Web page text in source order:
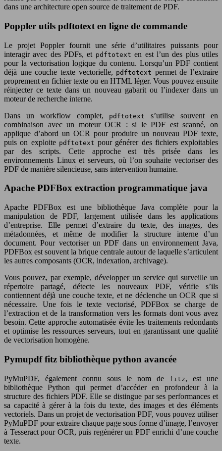
dans une architecture open source de traitement de PDF.
Poppler utils pdftotext en ligne de commande
Le projet Poppler fournit une série d’utilitaires puissants pour
interagir avec des PDFs, et pdftotext en est l’un des plus utiles
pour la vectorisation logique du contenu. Lorsqu’un PDF contient
déjà une couche texte vectorielle, pdftotext permet de l’extraire
proprement en fichier texte ou en HTML léger. Vous pouvez ensuite
réinjecter ce texte dans un nouveau gabarit ou l’indexer dans un
moteur de recherche interne.
Dans un workflow complet,
pdftotext
s’utilise souvent en
combinaison avec un moteur OCR : si le PDF est scanné, on
applique d’abord un OCR pour produire un nouveau PDF texte,
puis on exploite pdftotext pour générer des fichiers exploitables
par des scripts. Cette approche est très prisée dans les
environnements Linux et serveurs, où l’on souhaite vectoriser des
PDF de manière silencieuse, sans intervention humaine.
Apache PDFBox extraction programmatique java
Apache PDFBox est une bibliothèque Java complète pour la
manipulation de PDF, largement utilisée dans les applications
d’entreprise. Elle permet d’extraire du texte, des images, des
métadonnées, et même de modifier la structure interne d’un
document. Pour vectoriser un PDF dans un environnement Java,
PDFBox est souvent la brique centrale autour de laquelle s’articulent
les autres composants (OCR, indexation, archivage).
Vous pouvez, par exemple, développer un service qui surveille un
répertoire partagé, détecte les nouveaux PDF, vérifie s’ils
contiennent déjà une couche texte, et ne déclenche un OCR que si
nécessaire. Une fois le texte vectorisé, PDFBox se charge de
l’extraction et de la transformation vers les formats dont vous avez
besoin. Cette approche automatisée évite les traitements redondants
et optimise les ressources serveurs, tout en garantissant une qualité
de vectorisation homogène.
Pymupdf fitz bibliothèque python avancée
PyMuPDF, également connu sous le nom de fitz, est une
bibliothèque Python qui permet d’accéder en profondeur à la
structure des fichiers PDF. Elle se distingue par ses performances et
sa capacité à gérer à la fois du texte, des images et des éléments
vectoriels. Dans un projet de vectorisation PDF, vous pouvez utiliser
PyMuPDF pour extraire chaque page sous forme d’image, l’envoyer
à Tesseract pour OCR, puis regénérer un PDF enrichi d’une couche
texte.